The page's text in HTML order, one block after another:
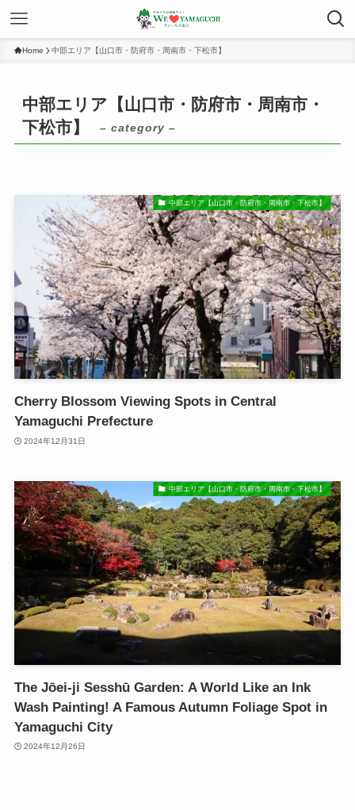
Home 中部エリア【山口市・防府市・周南市・下松市】
中部エリア【山口市・防府市・周南市・
下松市】
– category –
中部エリア【山口市・防府市・周南市・下松市】
Cherry Blossom Viewing Spots in Central
Yamaguchi Prefecture
2024年12月31日
中部エリア【山口市・防府市・周南市・下松市】
The Jōei-ji Sesshū Garden: A World Like an Ink
Wash Painting! A Famous Autumn Foliage Spot in
Yamaguchi City
2024年12月26日